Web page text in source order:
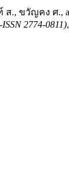
ส., ขวัญคง ศ.,
2774-0811)